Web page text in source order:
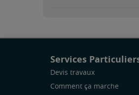
Services
Devis travaux
Comment ça marche